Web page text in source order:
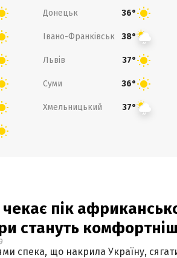
Донецьк 36°
Івано-Франківськ 38°
Львів 37°
Суми 36°
Хмельницький 37°
пік
стануть
спека, що накрила Україну,